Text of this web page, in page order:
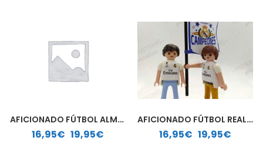
AFICIONADO FÚTBOL ALMERÍA | PLAYMOBIL PERSONALIZADO
16,95€ 19,95€
Rango de precios: desde 16,95€ hasta 19,95€
AFICIONADO FÚTBOL REAL MADRID | PLAYMOBIL PERSONALIZADO
16,95€ 19,95€
Rango de precios: desde 16,95€ hasta 19,95€